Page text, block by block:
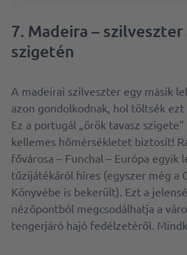
7. Madeira –
szigetén
A madeirai szilveszter egy másik
azon gondolkodnak, hol töltsék
Ez a portugál „örök tavasz
kellemes hőmérsékletet biztosít!
fővárosa – Funchal – Európa egyik
tűzijátékáról híres (egyszer még a
Könyvébe is bekerült). Ezt a
nézőpontból megcsodálhatja a
tengerjáró hajó fedélzetéről.